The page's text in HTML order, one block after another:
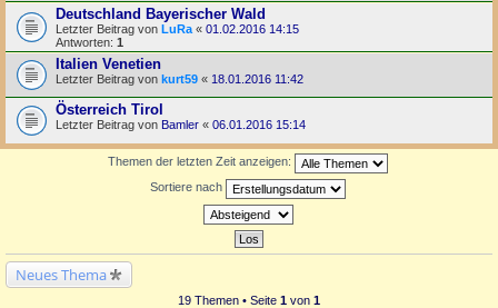
Deutschland Bayerischer Wald
Letzter Beitrag von LuRa « 01.02.2016 14:15
Antworten: 1
Italien Venetien
Letzter Beitrag von kurt59 « 18.01.2016 11:42
Österreich Tirol
Letzter Beitrag von Bamler « 06.01.2016 15:14
Themen der letzten Zeit anzeigen:
Sortiere nach
Neues Thema
19 Themen • Seite 1 von 1